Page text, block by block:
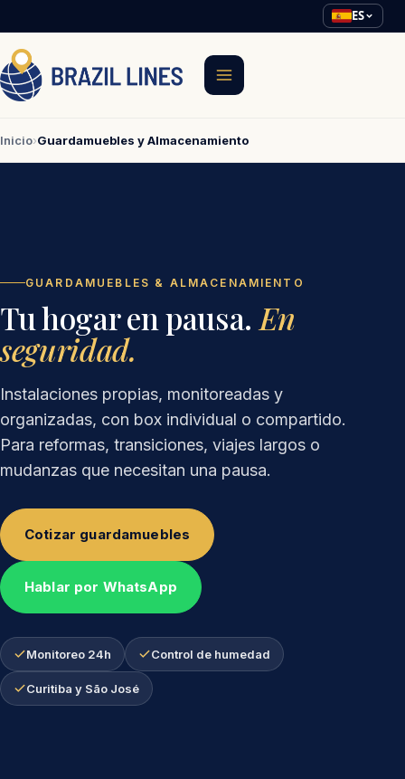
ES
Inicio›Guardamuebles y Almacenamiento
GUARDAMUEBLES & ALMACENAMIENTO
Tu hogar en pausa. En
seguridad.
Instalaciones propias, monitoreadas y
organizadas, con box individual o compartido.
Para reformas, transiciones, viajes largos o
mudanzas que necesitan una pausa.
Cotizar guardamuebles
Hablar por WhatsApp
Monitoreo 24h Control de humedad
Curitiba y São José